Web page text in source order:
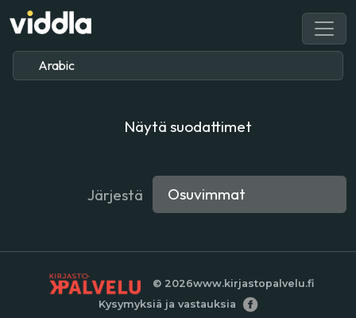
Näytä suodattimet
Järjestä
© 2026www.kirjastopalvelu.fi
Kysymyksiä ja vastauksia